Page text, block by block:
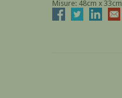
Misure: 48cm x 33cm